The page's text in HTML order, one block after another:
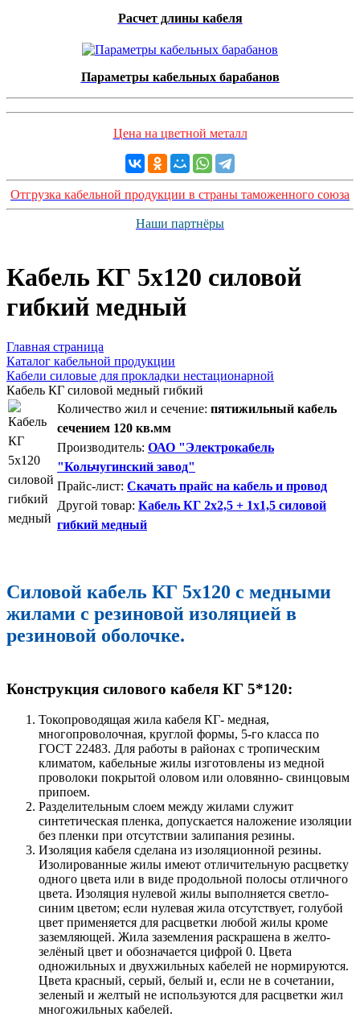
Расчет длины кабеля
Параметры кабельных барабанов
Цена на цветной металл
Отгрузка кабельной продукции в страны таможенного союза
Наши партнёры
Кабель КГ 5х120 силовой
гибкий медный
Главная страница
Каталог кабельной продукции
Кабели силовые для прокладки нестационарной
Кабель КГ силовой медный гибкий
Количество жил и сечение: пятижильный кабель
сечением 120 кв.мм
Производитель: ОАО "Электрокабель
"Кольчугинский завод"
Прайс-лист: Скачать прайс на кабель и провод
Другой товар: Кабель КГ 2x2,5 + 1x1,5 силовой
гибкий медный
Силовой кабель КГ 5х120 с медными
жилами с резиновой изоляцией в
резиновой оболочке.
Конструкция силового кабеля КГ 5*120:
Токопроводящая жила кабеля КГ- медная,
многопроволочная, круглой формы, 5-го класса по
ГОСТ 22483. Для работы в районах с тропическим
климатом, кабельные жилы изготовлены из медной
проволоки покрытой оловом или оловянно- свинцовым
припоем.
Разделительным слоем между жилами служит
синтетическая пленка, допускается наложение изоляции
без пленки при отсутствии залипания резины.
Изоляция кабеля сделана из изоляционной резины.
Изолированные жилы имеют отличительную расцветку
одного цвета или в виде продольной полосы отличного
цвета. Изоляция нулевой жилы выполняется светло-
синим цветом; если нулевая жила отсутствует, голубой
цвет применяется для расцветки любой жилы кроме
заземляющей. Жила заземления раскрашена в желто-
зелёный цвет и обозначается цифрой 0. Цвета
одножильных и двухжильных кабелей не нормируются.
Цвета красный, серый, белый и, если не в сочетании,
зеленый и желтый не используются для расцветки жил
многожильных кабелей.